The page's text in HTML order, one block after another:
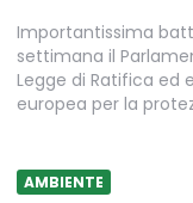
Importantissima
settimana il
Legge di Ratifica ed
europea per la
AMBIENTE